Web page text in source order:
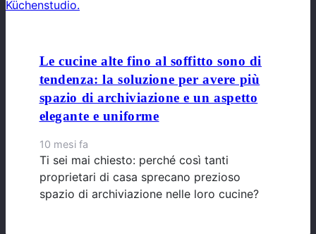
Le cucine alte fino al soffitto sono di
tendenza: la soluzione per avere più
spazio di archiviazione e un aspetto
elegante e uniforme
10 mesi fa
Ti sei mai chiesto: perché così tanti
proprietari di casa sprecano prezioso
spazio di archiviazione nelle loro cucine?